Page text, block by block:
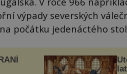
výpady severských
počátku jedenáctého